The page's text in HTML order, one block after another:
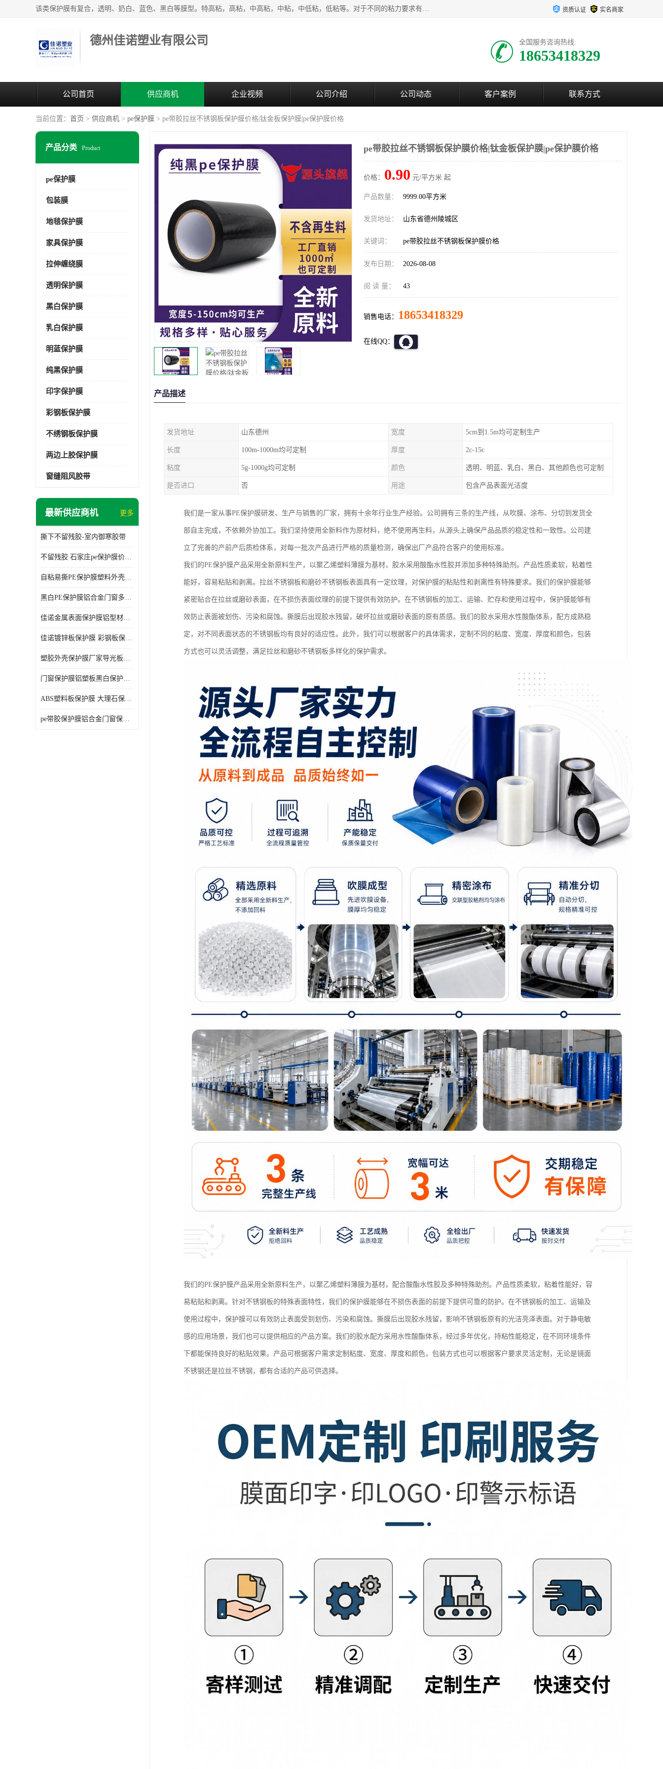
该类保护膜有复合，透明、奶白、蓝色、黑白等膜型。特高粘，高粘，中高粘，中粘，中低粘，低粘等。对于不同的粘力要求有相应的产品相适配。无胶渍残留污染。在较宽的收卷幅度下平整无皱纹，收卷长度大，利于机械化及自动化施工粘贴。为您的产品提供的表面保护解决方案。 产品广泛适用于：铝材、不锈钢、金属、塑料、电子、家电、家具、玻璃、化工材料、装饰材料等。 资质认证 实名商家
德州佳诺塑业有限公司 全国服务咨询热线:
18653418329
公司首页 供应商机 企业视频 公司介绍 公司动态 客户案例 联系方式
当前位置： 首页 > 供应商机 > pe保护膜 > pe带胶拉丝不锈钢板保护膜价格|钛金板保护膜|pe保护膜价格
产品分类 Product
pe保护膜
包装膜
地毯保护膜
家具保护膜
拉伸缠绕膜
透明保护膜
黑白保护膜
乳白保护膜
明蓝保护膜
纯黑保护膜
印字保护膜
彩钢板保护膜
不绣钢板保护膜
两边上胶保护膜
窗缝阻风胶带
最新供应商机 更多
撕下不留残胶-室内御寒胶带
不留残胶 石家庄pe保护膜价格 塑料薄膜
自粘易撕PE保护膜塑料外壳导光板亚克力板膜操作方便
黑白PE保护膜铝合金门窗多种颜色支持定制生产
佳诺金属表面保护膜铝型材保护膜不留残胶铝合金窗框保护胶带
佳诺镀锌板保护膜 彩钢板保护pe保护膜
塑胶外壳保护膜厂家导光板保护膜 铝单板保护膜胶带易撕不留胶
门窗保护膜铝塑板黑白保护膜外墙保温板保护膜
ABS塑料板保护膜 大理石保护膜 缠鱼竿保护膜
pe带胶保护膜铝合金门窗保护不锈钢板保护膜大理石建筑材料保护
pe带胶拉丝不锈钢板保护膜价格|钛金板保护膜|pe保护膜价格
价格： 0.90 元/平方米 起
产品数量： 9999.00平方米
发货地址： 山东省德州陵城区
关键词： pe带胶拉丝不锈钢板保护膜价格
发布日期： 2026-08-08
阅 读 量： 43
销售电话： 18653418329
在线QQ：
产品描述
发货地址 山东德州 宽度 5cm到1.5m均可定制生产
长度 100m-1000m均可定制 厚度 2c-15c
粘度 5g-1000g均可定制 颜色 透明、明蓝、乳白、黑白、其他颜色也可定制
是否进口 否 用途 包含产品表面光洁度
我们是一家从事PE保护膜研发、生产与销售的厂家，拥有十余年行业生产经验。公司拥有三条的生产线，从吹膜、涂布、分切到发货全
部自主完成，不依赖外协加工。我们坚持使用全新料作为原材料，绝不使用再生料，从源头上确保产品品质的稳定性和一致性。公司建
立了完善的产前产后质检体系，对每一批次产品进行严格的质量检测，确保出厂产品符合客户的使用标准。
我们的PE保护膜产品采用全新原料生产，以聚乙烯塑料薄膜为基材，胶水采用酸酯水性胶并添加多种特殊助剂。产品性质柔软，粘着性
能好，容易粘贴和剥离。拉丝不锈钢板和磨砂不锈钢板表面具有一定纹理，对保护膜的粘贴性和剥离性有特殊要求。我们的保护膜能够
紧密贴合在拉丝或磨砂表面，在不损伤表面纹理的前提下提供有效防护。在不锈钢板的加工、运输、贮存和使用过程中，保护膜能够有
效防止表面被划伤、污染和腐蚀。撕膜后出现胶水残留，破坏拉丝或磨砂表面的原有质感。我们的胶水采用水性酸酯体系，配方成熟稳
定，对不同表面状态的不锈钢板均有良好的适应性。此外，我们可以根据客户的具体需求，定制不同的粘度、宽度、厚度和颜色，包装
方式也可以灵活调整，满足拉丝和磨砂不锈钢板多样化的保护需求。
我们的PE保护膜产品采用全新原料生产，以聚乙烯塑料薄膜为基材，配合酸酯水性胶及多种特殊助剂。产品性质柔软，粘着性能好，容
易粘贴和剥离。针对不锈钢板的特殊表面特性，我们的保护膜能够在不损伤表面的前提下提供可靠的防护。在不锈钢板的加工、运输及
使用过程中，保护膜可以有效防止表面受到划伤、污染和腐蚀。撕膜后出现胶水残留，影响不锈钢板原有的光洁亮泽表面。对于静电敏
感的应用场景，我们也可以提供相应的产品方案。我们的胶水配方采用水性酸酯体系，经过多年优化，持粘性能稳定，在不同环境条件
下都能保持良好的粘贴效果。产品可根据客户需求定制粘度、宽度、厚度和颜色，包装方式也可以根据客户要求灵活定制，无论是镜面
不锈钢还是拉丝不锈钢，都有合适的产品可供选择。